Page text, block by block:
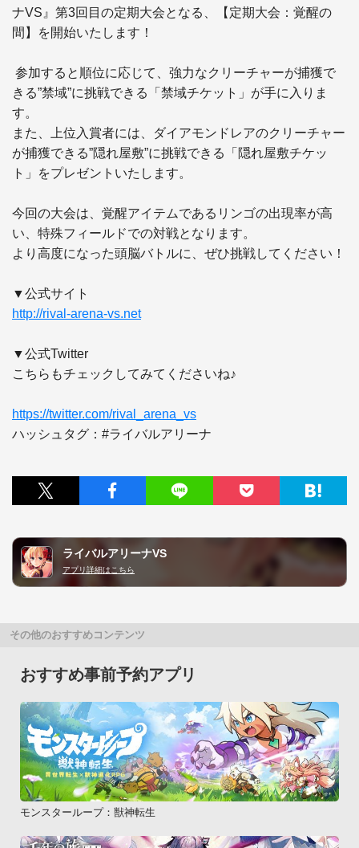
ナVS』第3回目の定期大会となる、【定期大会：覚醒の
間】を開始いたします！
きる”禁域”に挑戦できる「禁域チケット」が手に入りま
す。
また、上位入賞者には、ダイアモンドレアのクリーチャー
が捕獲できる”隠れ屋敷”に挑戦できる「隠れ屋敷チケッ
ト」をプレゼントいたします。
今回の大会は、覚醒アイテムであるリンゴの出現率が高
い、特殊フィールドでの対戦となります。
より高度になった頭脳バトルに、ぜひ挑戦してください！
http://rival-arena-vs.net
▼公式Twitter
こちらもチェックしてみてくださいね♪
https://twitter.com/rival_arena_vs
ハッシュタグ：#ライバルアリーナ
ライバルアリーナVS
アプリ詳細はこちら
その他のおすすめコンテンツ
おすすめ事前予約アプリ
モンスターループ：獣神転生